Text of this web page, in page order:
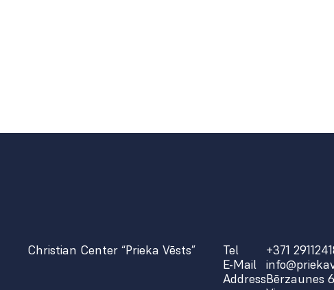
Christian Center “Prieka Vēsts”
Tel
E-Mail
Address
+371
Bērzaunes